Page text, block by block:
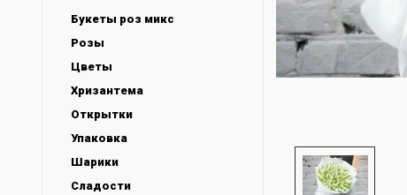
Букеты роз микс
Розы
Цветы
Хризантема
Открытки
Упаковка
Шарики
Сладости